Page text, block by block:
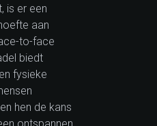
is er een
aan
to-face
biedt
fysieke
hen de kans